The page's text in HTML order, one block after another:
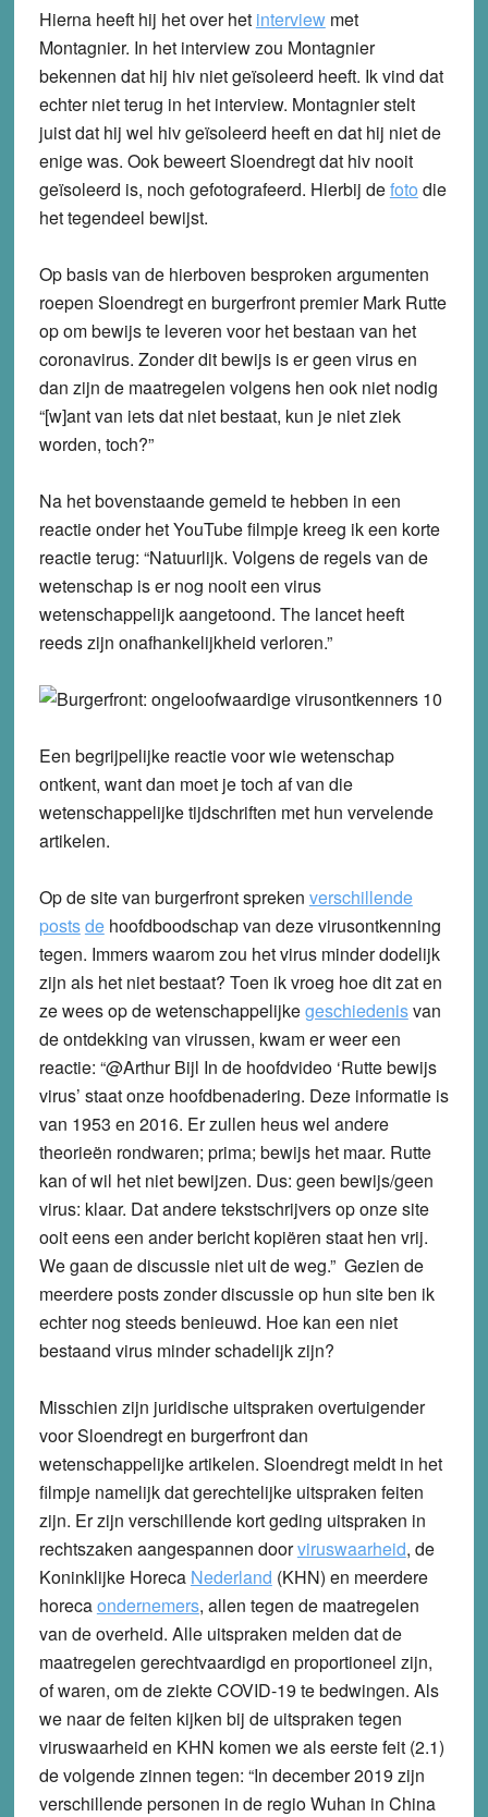
Hierna heeft hij het over het interviewmet
Montagnier. In het interview zou Montagnier
bekennen dat hij hiv niet geïsoleerd heeft. Ik vind dat
echter niet terug in het interview. Montagnier stelt
juist dat hij wel hiv geïsoleerd heeft en dat hij niet de
enige was. Ook beweert Sloendregt dat hiv nooit
geïsoleerd is, noch gefotografeerd. Hierbij defoto die
het tegendeel bewijst.
Op basis van de hierboven besproken argumenten
roepen Sloendregt en burgerfront premier Mark Rutte
op om bewijs te leveren voor het bestaan van het
coronavirus. Zonder dit bewijs is er geen virus en
dan zijn de maatregelen volgens hen ook niet nodig
“[w]ant van iets dat niet bestaat, kun je niet ziek
worden, toch?”
Na het bovenstaande gemeld te hebben in een
reactie onder het YouTube filmpje kreeg ik een korte
reactie terug: “Natuurlijk. Volgens de regels van de
wetenschap is er nog nooit een virus
wetenschappelijk aangetoond. The lancet heeft
reeds zijn onafhankelijkheid verloren.”
Een begrijpelijke reactie voor wie wetenschap
ontkent, want dan moet je toch af van die
wetenschappelijke tijdschriften met hun vervelende
artikelen.
Op de site van burgerfront spreken verschillende
postsdehoofdboodschap van deze virusontkenning
tegen. Immers waarom zou het virus minder dodelijk
zijn als het niet bestaat? Toen ik vroeg hoe dit zat en
ze wees op de wetenschappelijkegeschiedenisvan
de ontdekking van virussen, kwam er weer een
reactie: “@Arthur Bijl In de hoofdvideo ‘Rutte bewijs
virus’ staat onze hoofdbenadering. Deze informatie is
van 1953 en 2016. Er zullen heus wel andere
theorieën rondwaren; prima; bewijs het maar. Rutte
kan of wil het niet bewijzen. Dus: geen bewijs/geen
virus: klaar. Dat andere tekstschrijvers op onze site
ooit eens een ander bericht kopiëren staat hen vrij.
We gaan de discussie niet uit de weg.” Gezien de
meerdere posts zonder discussie op hun site ben ik
echter nog steeds benieuwd. Hoe kan een niet
bestaand virus minder schadelijk zijn?
Misschien zijn juridische uitspraken overtuigender
voor Sloendregt en burgerfront dan
wetenschappelijke artikelen. Sloendregt meldt in het
filmpje namelijk dat gerechtelijke uitspraken feiten
zijn. Er zijn verschillende kort geding uitspraken in
rechtszaken aangespannen doorviruswaarheid, de
Koninklijke Horeca Nederland (KHN) en meerdere
horecaondernemers, allen tegen de maatregelen
van de overheid. Alle uitspraken melden dat de
maatregelen gerechtvaardigd en proportioneel zijn,
of waren, om de ziekte COVID-19 te bedwingen. Als
we naar de feiten kijken bij de uitspraken tegen
viruswaarheid en KHN komen we als eerste feit (2.1)
de volgende zinnen tegen: “In december 2019 zijn
verschillende personen in de regio Wuhan in China